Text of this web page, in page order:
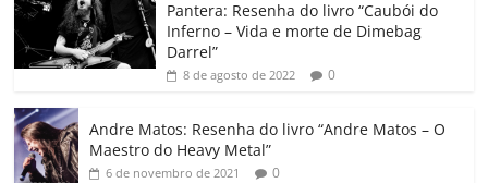
o
k
p a
ss
ro
o
m
k h
ar
Pantera: Resenha do livro “Caubói do
Inferno – Vida e morte de Dimebag
Darrel”
8 de agosto de 2022 0
Andre Matos: Resenha do livro “Andre Matos – O
Maestro do Heavy Metal”
6 de novembro de 2021 0